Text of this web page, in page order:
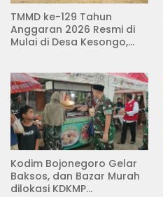
TMMD ke-129 Tahun
Anggaran 2026 Resmi di
Mulai di Desa Kesongo,
Kodim Bojonegoro Gelar
Baksos, dan Bazar Murah
dilokasi KDKMP